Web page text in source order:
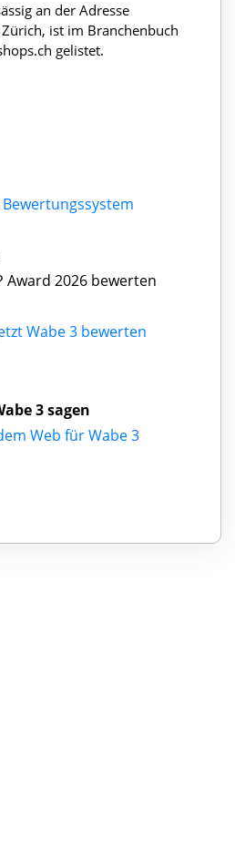
an der Adresse
ist im Branchenbuch
gelistet.
Award 2026 bewerten
Wabe 3 bewerten
3 sagen
Web für Wabe 3